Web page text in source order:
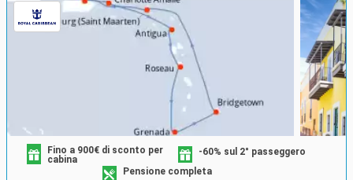
Fino a 900€ di sconto per
cabina
-60% sul 2° passeggero
Pensione completa